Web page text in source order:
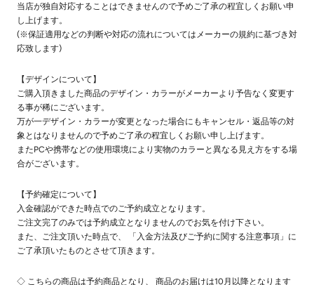
当店が独自対応することはできませんので予めご了承の程宜しくお願い申
し上げます。
(※保証適用などの判断や対応の流れについてはメーカーの規約に基づき対
応致します)
【デザインについて】
ご購入頂きました商品のデザイン・カラーがメーカーより予告なく変更す
る事が稀にございます。
万が一デザイン・カラーが変更となった場合にもキャンセル・返品等の対
象とはなりませんので予めご了承の程宜しくお願い申し上げます。
またPCや携帯などの使用環境により実物のカラーと異なる見え方をする場
合がございます。
【予約確定について】
入金確認ができた時点でのご予約成立となります。
ご注文完了のみでは予約成立となりませんのでお気を付け下さい。
また、ご注文頂いた時点で、 「入金方法及びご予約に関する注意事項」に
ご了承頂いたものとさせて頂きます。
◇ こちらの商品は予約商品となり、 商品のお届けは10月以降となります